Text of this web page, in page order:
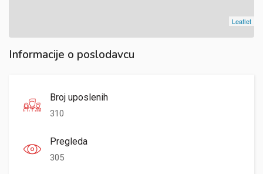
Leaflet
Informacije o poslodavcu
Broj uposlenih
310
Pregleda
305